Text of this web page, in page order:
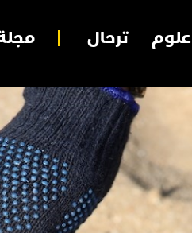
علوم ترحال